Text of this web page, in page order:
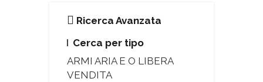
Ricerca Avanzata
Cerca per tipo
ARMI ARIA E O LIBERA
VENDITA